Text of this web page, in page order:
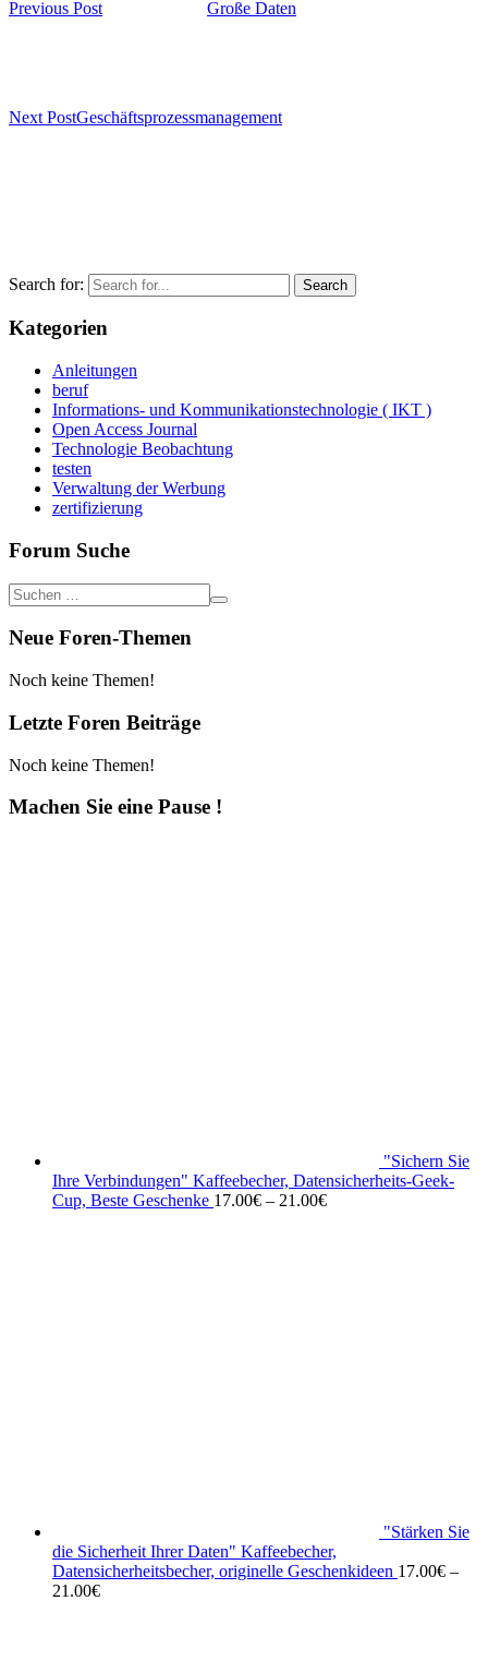
Previous Post Große Daten
Next PostGeschäftsprozessmanagement
Search for:
Kategorien
Anleitungen
beruf
Informations- und Kommunikationstechnologie ( IKT )
Open Access Journal
Technologie Beobachtung
testen
Verwaltung der Werbung
zertifizierung
Forum Suche
Neue Foren-Themen
Noch keine Themen!
Letzte Foren Beiträge
Noch keine Themen!
Machen Sie eine Pause !
"Sichern Sie
Ihre Verbindungen" Kaffeebecher, Datensicherheits-Geek-
Cup, Beste Geschenke 17.00€ – 21.00€
"Stärken Sie
die Sicherheit Ihrer Daten" Kaffeebecher,
Datensicherheitsbecher, originelle Geschenkideen 17.00€ –
21.00€